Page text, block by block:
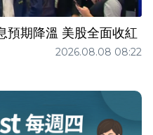
預期降溫 美股全面收紅
2026.08.08 08:22